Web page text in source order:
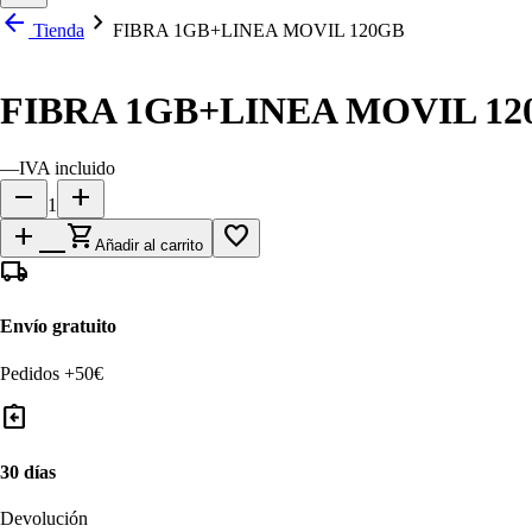
arrow_back Tienda chevron_right FIBRA 1GB+LINEA MOVIL 120GB
FIBRA 1GB+LINEA MOVIL
—IVA incluido
remove 1
add
add_shopping_cart Añadir al carrito
favorite_border
local_shipping
Envío gratuito
Pedidos +50€
assignment_return
30 días
Devolución